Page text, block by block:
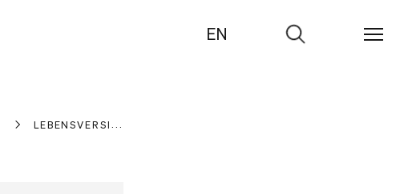
EN
Zur
LEBENSVERSICHERUNG